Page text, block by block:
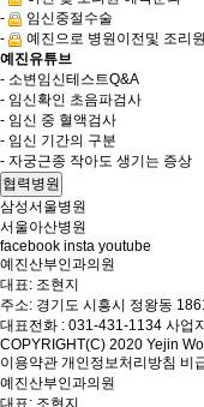
-
임신중절수술
-
예진으로 병원이전및 조리
예진유튜브
- 소변임신테스트Q&A
- 임신확인 초음파검사
- 임신 중 혈액검사
- 임신 기간의 구분
- 자궁근종 작아도 생기는 증상
협력병원
삼성서울병원
서울아산병원
facebook insta youtube
예진산부인과의원
대표: 조현지
주소: 경기도 시흥시 정왕동
대표전화 : 031-431-1134 사업
COPYRIGHT(C) 2020 Yejin
이용약관 개인정보처리방침 비
예진산부인과의원